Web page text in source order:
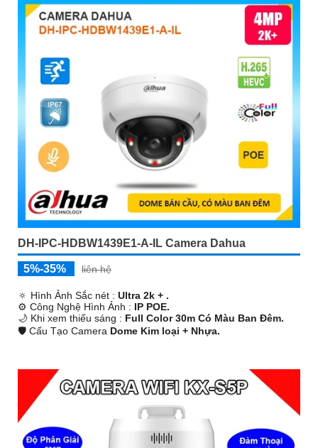
DH-IPC-HDBW1439E1-A-IL Camera Dahua
5%-35% liên hệ
🔅 Hình Ảnh Sắc nét : Ultra 2k + .
⚙ Công Nghệ Hình Ảnh : IP POE.
🌙 Khi xem thiếu sáng : Full Color 30m Có Màu Ban Ðêm.
🛡 Cấu Tạo Camera Dome Kim loại + Nhựa.